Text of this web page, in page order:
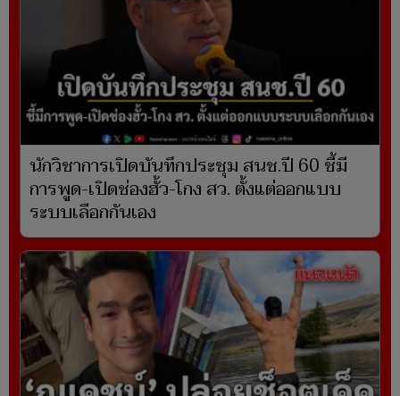
นักวิชาการเปิดบันทึกประชุม สนช.ปี 60 ชี้มี
การพูด-เปิดช่องฮั้ว-โกง สว. ตั้งแต่ออกแบบ
ระบบเลือกกันเอง